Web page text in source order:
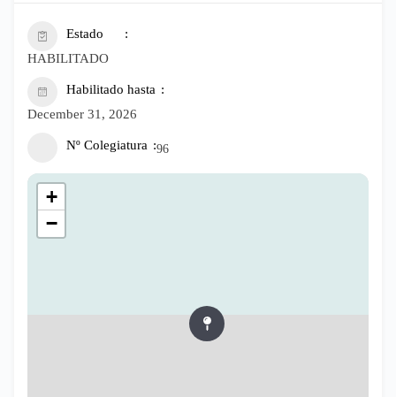
Estado
HABILITADO
Habilitado hasta
December 31, 2026
Nº Colegiatura 96
+
−